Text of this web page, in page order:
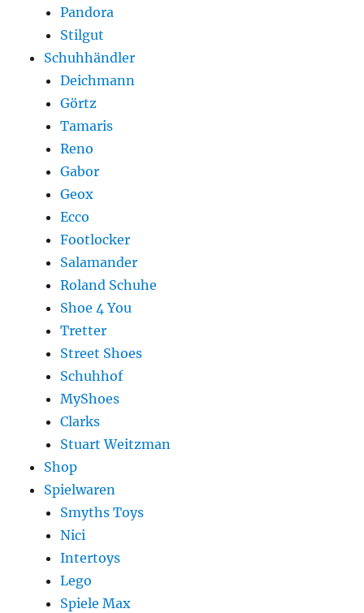
Pandora
Stilgut
Schuhhändler
Deichmann
Görtz
Tamaris
Reno
Gabor
Geox
Ecco
Footlocker
Salamander
Roland Schuhe
Shoe 4 You
Tretter
Street Shoes
Schuhhof
MyShoes
Clarks
Stuart Weitzman
Shop
Spielwaren
Smyths Toys
Nici
Intertoys
Lego
Spiele Max